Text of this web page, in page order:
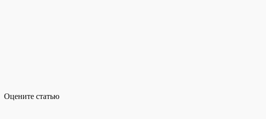
Оцените статью